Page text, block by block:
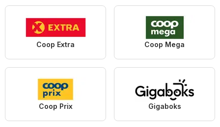
Coop Extra Coop Mega
Coop Prix Gigaboks